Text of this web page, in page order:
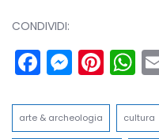
CONDIVIDI:
arte & archeologia cultura